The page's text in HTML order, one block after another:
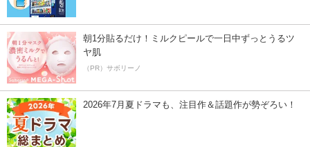
朝1分貼るだけ！ミルクピールで一日中ずっとうるツ
ヤ肌
（PR）サボリーノ
2026年7月夏ドラマも、注目作＆話題作が勢ぞろい！